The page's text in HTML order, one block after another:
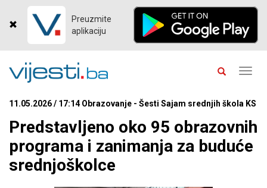
Preuzmite
aplikaciju
11.05.2026 / 17:14 Obrazovanje - Šesti Sajam srednjih škola KS
Predstavljeno oko 95 obrazovnih
programa i zanimanja za buduće
srednjoškolce